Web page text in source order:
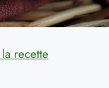
recette